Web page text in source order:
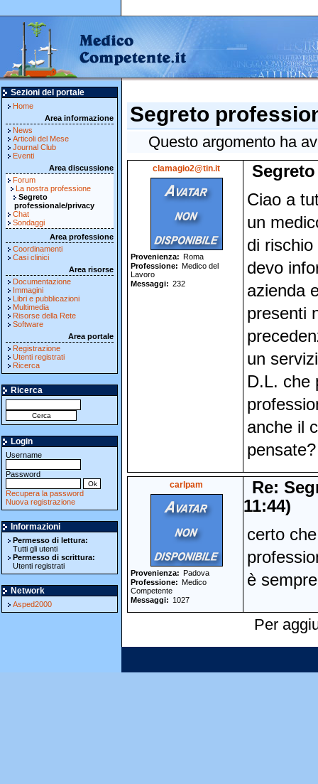
Sezioni del portale
Home
Area informazione
News
Articoli del Mese
Journal Club
Eventi
Area discussione
Forum
La nostra professione
Segreto
professionale/privacy
Chat
Sondaggi
Area professione
Coordinamenti
Casi clinici
Area risorse
Documentazione
Immagini
Libri e pubblicazioni
Multimedia
Risorse della Rete
Software
Area portale
Registrazione
Utenti registrati
Ricerca
Ricerca
Login
Username
Password
Recupera la password
Nuova registrazione
Informazioni
Permesso di lettura:
Tutti gli utenti
Permesso di scrittura:
Utenti registrati
Network
Asped2000
Segreto
Questo argomento ha
clamagio2@tin.it
Provenienza
Roma
Professione
Medico del
Lavoro
Messaggi
232
Ciao a
un
di
devo
azienda
presenti
un
D.L. che
anche il
pensate?
carlpam
Provenienza
Padova
Professione
Medico
Competente
Messaggi
1027
Re:
11:44)
certo
è
Per